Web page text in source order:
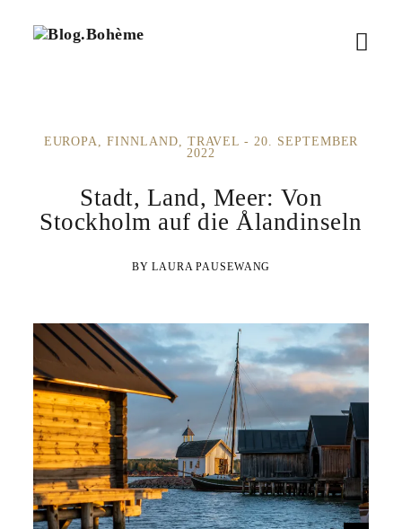
B
e
M
ü
f
e
n
EUROPA FINNLAND TRAVEL
20. SEPTEMBER
2022
Stadt, Land, Meer: Von
Stockholm auf die Ålandinseln
LAURA PAUSEWANG